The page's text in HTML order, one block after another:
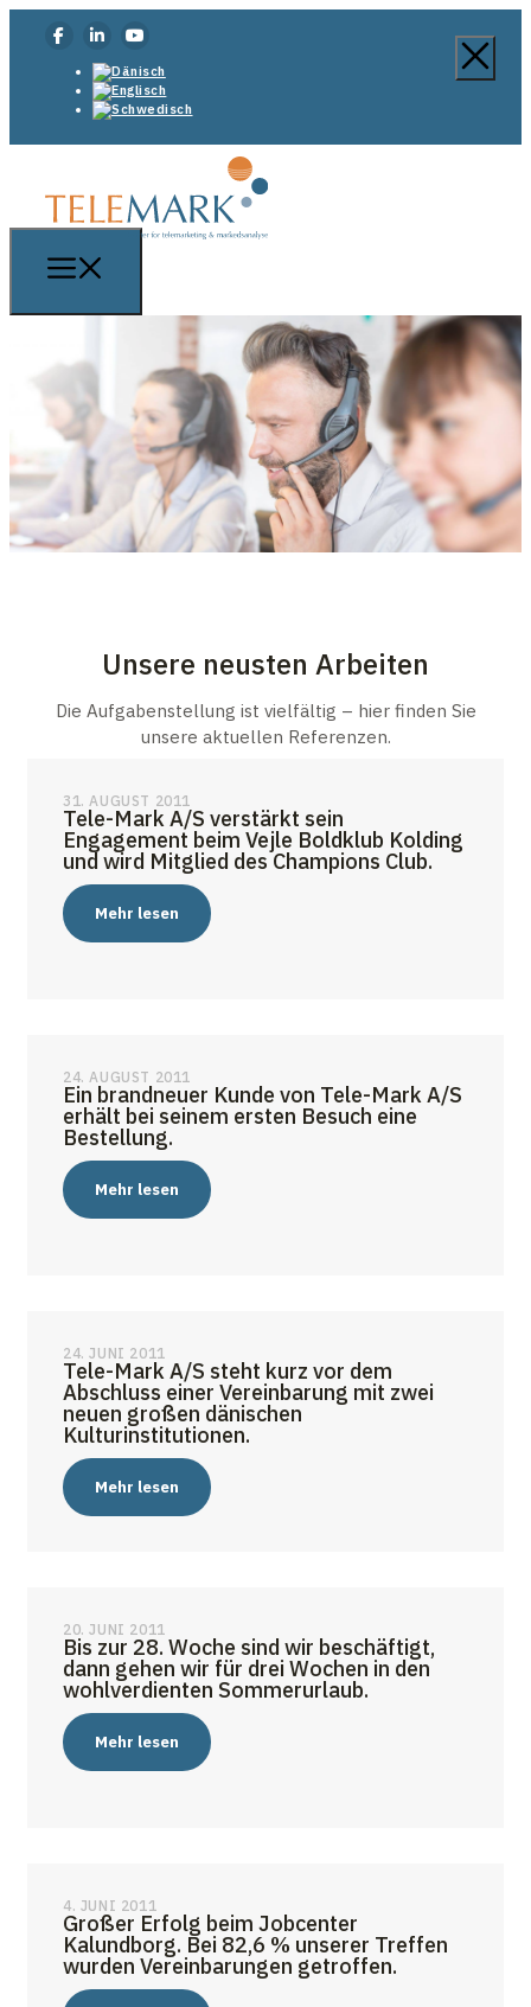
Unsere neusten Arbeiten
Die Aufgabenstellung ist vielfältig – hier finden Sie
unsere aktuellen Referenzen.
31. AUGUST 2011
Tele-Mark A/S verstärkt sein
Engagement beim Vejle Boldklub Kolding
und wird Mitglied des Champions Club.
Mehr lesen
24. AUGUST 2011
Ein brandneuer Kunde von Tele-Mark A/S
erhält bei seinem ersten Besuch eine
Bestellung.
Mehr lesen
24. JUNI 2011
Tele-Mark A/S steht kurz vor dem
Abschluss einer Vereinbarung mit zwei
neuen großen dänischen
Kulturinstitutionen.
Mehr lesen
20. JUNI 2011
Bis zur 28. Woche sind wir beschäftigt,
dann gehen wir für drei Wochen in den
wohlverdienten Sommerurlaub.
Mehr lesen
4. JUNI 2011
Großer Erfolg beim Jobcenter
Kalundborg. Bei 82,6 % unserer Treffen
wurden Vereinbarungen getroffen.